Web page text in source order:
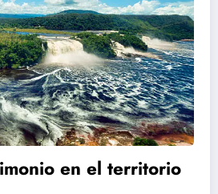
en el territorio